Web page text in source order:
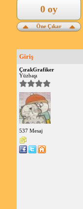
Öne Çıkar
0 oy
Giriş
ÇırakGrafiker
Yüzbaşı
537 Mesaj